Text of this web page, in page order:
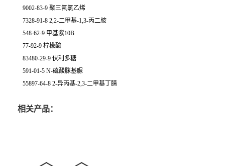
9002-83-9 聚三氟氯乙烯
7328-91-8 2,2-二甲基-1,3-丙二胺
548-62-9 甲基紫10B
77-92-9 柠檬酸
83480-29-9 伏利多糖
591-01-5 N-硫酸脒基脲
55897-64-8 2-异丙基-2,3-二甲基丁腈
相关产品：